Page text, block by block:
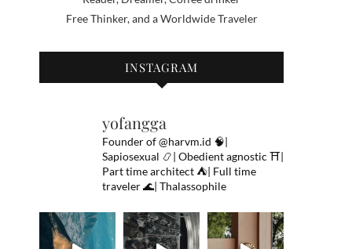
Free Thinker, and a Worldwide Traveler
INSTAGRAM
yofangga
Founder of @harvm.id 🧠|
Sapiosexual 📿| Obedient agnostic ⛩|
Part time architect ⛺️| Full time
traveler🌊| Thalassophile